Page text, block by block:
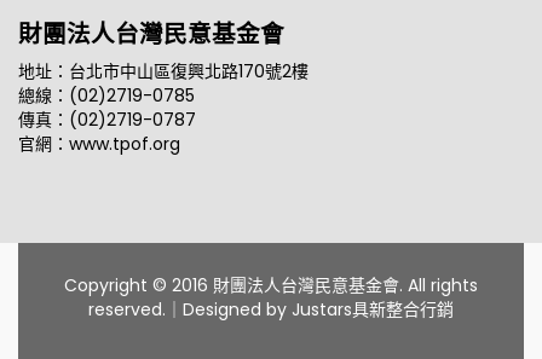
財團法人台灣民意基金會
地址：台北市中山區復興北路170號2樓
總線：(02)2719-0785
傳真：(02)2719-0787
官網：www.tpof.org
Copyright © 2016 財團法人台灣民意基金會. All rights
reserved.｜Designed by Justars具新整合行銷